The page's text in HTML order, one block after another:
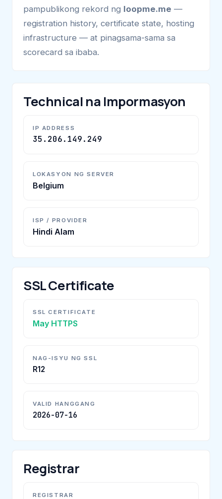
pampublikong rekord ng loopme.me —
registration history, certificate state, hosting
infrastructure — at pinagsama-sama sa
scorecard sa ibaba.
Technical na Impormasyon
IP ADDRESS
35.206.149.249
LOKASYON NG SERVER
Belgium
ISP / PROVIDER
Hindi Alam
SSL Certificate
SSL CERTIFICATE
May HTTPS
NAG-ISYU NG SSL
R12
VALID HANGGANG
2026-07-16
Registrar
REGISTRAR